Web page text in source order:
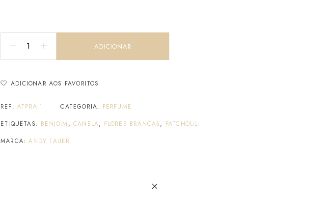
ADICIONAR
ADICIONAR AOS FAVORITOS
REF: ATPRA-1 CATEGORIA: PERFUME
ETIQUETAS: BENJOIM ,CANELA, FLORES BRANCAS, PATCHOULI
MARCA:ANDY TAUER